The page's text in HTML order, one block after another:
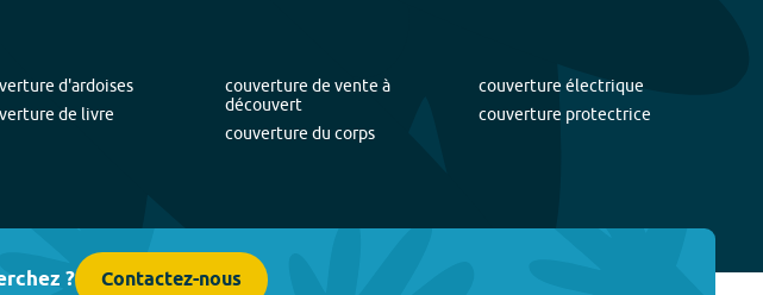
d'ardoises
de livre
couverture de vente à
découvert
couverture du corps
couverture électrique
couverture protectrice
? Contactez-nous